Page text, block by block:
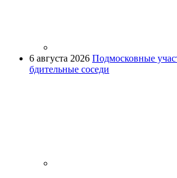
6 августа 2026 Подмосковные
бдительные соседи